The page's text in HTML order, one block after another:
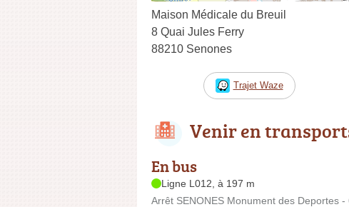
Maison Médicale du Breuil
8 Quai Jules Ferry
88210 Senones
Trajet Waze
Venir en
En bus
Ligne L012, à 197 m
Arrêt SENONES Monument des Deportes